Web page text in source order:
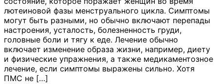
лютеиновой фазы менструального цикла. Симптомы
могут быть разными, но обычно включают перепады
настроения, усталость, болезненность груди,
головные боли и тягу к еде. Лечение обычно
включает изменение образа жизни, например, диету
и физические упражнения, а также медикаментозное
лечение, если симптомы выражены сильно. Хотя
ПМС не […]